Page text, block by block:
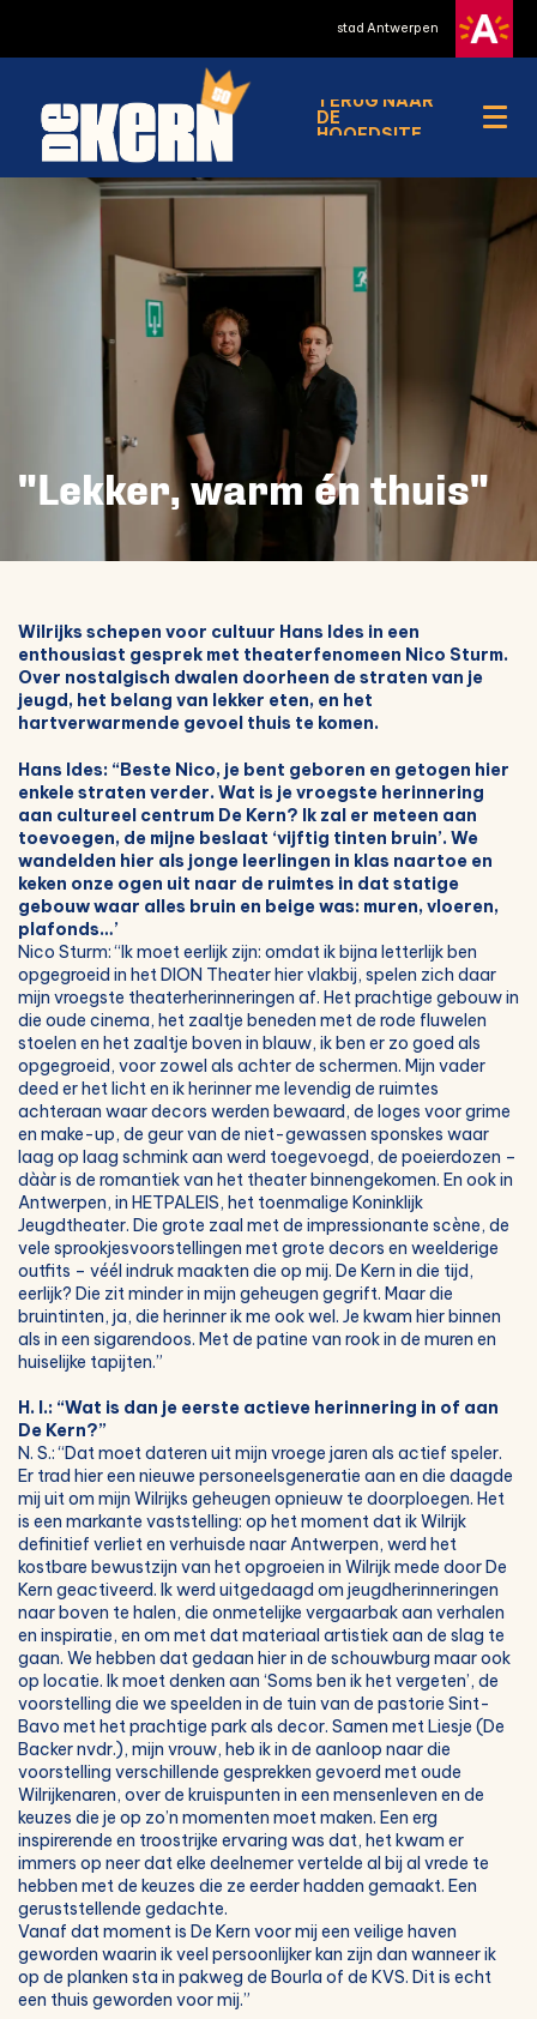
stad Antwerpen
TERUG NAAR
DE
HOOFDSITE
Menu
"Lekker, warm én thuis"
Wilrijks schepen voor cultuur Hans Ides in een
enthousiast gesprek met theaterfenomeen Nico Sturm.
Over nostalgisch dwalen doorheen de straten van je
jeugd, het belang van lekker eten, en het
hartverwarmende gevoel thuis te komen.
Hans Ides: “Beste Nico, je bent geboren en getogen hier
enkele straten verder. Wat is je vroegste herinnering
aan cultureel centrum De Kern? Ik zal er meteen aan
toevoegen, de mijne beslaat ‘vijftig tinten bruin’. We
wandelden hier als jonge leerlingen in klas naartoe en
keken onze ogen uit naar de ruimtes in dat statige
gebouw waar alles bruin en beige was: muren, vloeren,
plafonds…’
Nico Sturm: “Ik moet eerlijk zijn: omdat ik bijna letterlijk ben
opgegroeid in het DION Theater hier vlakbij, spelen zich daar
mijn vroegste theaterherinneringen af. Het prachtige gebouw in
die oude cinema, het zaaltje beneden met de rode fluwelen
stoelen en het zaaltje boven in blauw, ik ben er zo goed als
opgegroeid, voor zowel als achter de schermen. Mijn vader
deed er het licht en ik herinner me levendig de ruimtes
achteraan waar decors werden bewaard, de loges voor grime
en make-up, de geur van de niet-gewassen sponskes waar
laag op laag schmink aan werd toegevoegd, de poeierdozen –
dààr is de romantiek van het theater binnengekomen. En ook in
Antwerpen, in HETPALEIS, het toenmalige Koninklijk
Jeugdtheater. Die grote zaal met de impressionante scène, de
vele sprookjesvoorstellingen met grote decors en weelderige
outfits – véél indruk maakten die op mij. De Kern in die tijd,
eerlijk? Die zit minder in mijn geheugen gegrift. Maar die
bruintinten, ja, die herinner ik me ook wel. Je kwam hier binnen
als in een sigarendoos. Met de patine van rook in de muren en
huiselijke tapijten.”
H. I.: “Wat is dan je eerste actieve herinnering in of aan
De Kern?”
N. S.: “Dat moet dateren uit mijn vroege jaren als actief speler.
Er trad hier een nieuwe personeelsgeneratie aan en die daagde
mij uit om mijn Wilrijks geheugen opnieuw te doorploegen. Het
is een markante vaststelling: op het moment dat ik Wilrijk
definitief verliet en verhuisde naar Antwerpen, werd het
kostbare bewustzijn van het opgroeien in Wilrijk mede door De
Kern geactiveerd. Ik werd uitgedaagd om jeugdherinneringen
naar boven te halen, die onmetelijke vergaarbak aan verhalen
en inspiratie, en om met dat materiaal artistiek aan de slag te
gaan. We hebben dat gedaan hier in de schouwburg maar ook
op locatie. Ik moet denken aan ‘Soms ben ik het vergeten’, de
voorstelling die we speelden in de tuin van de pastorie Sint-
Bavo met het prachtige park als decor. Samen met Liesje (De
Backer nvdr.), mijn vrouw, heb ik in de aanloop naar die
voorstelling verschillende gesprekken gevoerd met oude
Wilrijkenaren, over de kruispunten in een mensenleven en de
keuzes die je op zo’n momenten moet maken. Een erg
inspirerende en troostrijke ervaring was dat, het kwam er
immers op neer dat elke deelnemer vertelde al bij al vrede te
hebben met de keuzes die ze eerder hadden gemaakt. Een
geruststellende gedachte.
Vanaf dat moment is De Kern voor mij een veilige haven
geworden waarin ik veel persoonlijker kan zijn dan wanneer ik
op de planken sta in pakweg de Bourla of de KVS. Dit is echt
een thuis geworden voor mij.”